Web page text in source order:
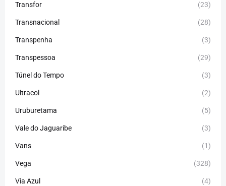
Transfor (23)
Transnacional (28)
Transpenha (3)
Transpessoa (29)
Túnel do Tempo (3)
Ultracol (2)
Uruburetama (5)
Vale do Jaguaribe (3)
Vans (1)
Vega (328)
Via Azul (4)